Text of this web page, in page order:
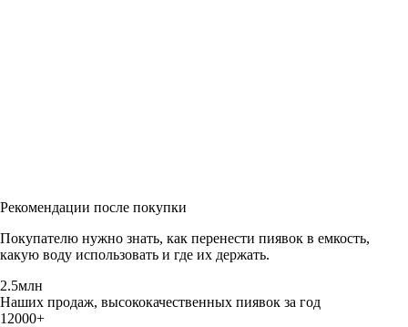
Рекомендации после покупки
Покупателю нужно знать, как перенести пиявок в емкость,
какую воду использовать и где их держать.
2.5млн
Наших продаж, высококачественных пиявок за год
12000+